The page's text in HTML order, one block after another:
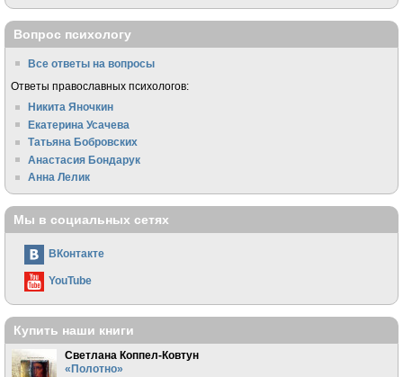
Вопрос психологу
Все ответы на вопросы
Ответы православных психологов:
Никита Яночкин
Екатерина Усачева
Татьяна Бобровских
Анастасия Бондарук
Анна Лелик
Мы в социальных сетях
ВКонтакте
YouTube
Купить наши книги
Светлана Коппел-Ковтун
«Полотно»